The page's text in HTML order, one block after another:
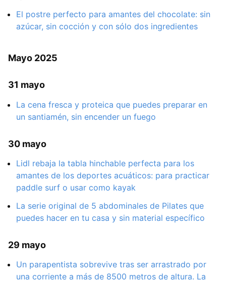
El postre perfecto para amantes del chocolate: sin
azúcar, sin cocción y con sólo dos ingredientes
Mayo 2025
31 mayo
La cena fresca y proteica que puedes preparar en
un santiamén, sin encender un fuego
30 mayo
Lidl rebaja la tabla hinchable perfecta para los
amantes de los deportes acuáticos: para practicar
paddle surf o usar como kayak
La serie original de 5 abdominales de Pilates que
puedes hacer en tu casa y sin material específico
29 mayo
Un parapentista sobrevive tras ser arrastrado por
una corriente a más de 8500 metros de altura. La